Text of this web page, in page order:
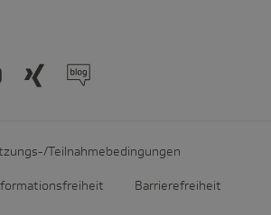
Teilnahmebedingungen
Barrierefreiheit